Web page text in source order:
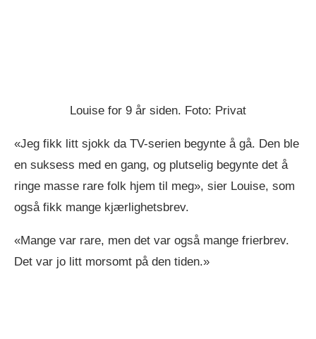
Louise for 9 år siden. Foto: Privat
«Jeg fikk litt sjokk da TV-serien begynte å gå. Den ble
en suksess med en gang, og plutselig begynte det å
ringe masse rare folk hjem til meg», sier Louise, som
også fikk mange kjærlighetsbrev.
«Mange var rare, men det var også mange frierbrev.
Det var jo litt morsomt på den tiden.»